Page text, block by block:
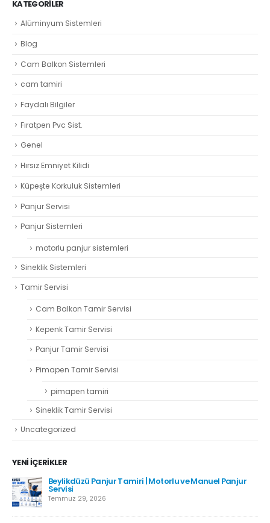
KATEGORILER
Alüminyum Sistemleri
Blog
Cam Balkon Sistemleri
cam tamiri
Faydalı Bilgiler
Fıratpen Pvc Sist.
Genel
Hırsız Emniyet Kilidi
Küpeşte Korkuluk Sistemleri
Panjur Servisi
Panjur Sistemleri
motorlu panjur sistemleri
Sineklik Sistemleri
Tamir Servisi
Cam Balkon Tamir Servisi
Kepenk Tamir Servisi
Panjur Tamir Servisi
Pimapen Tamir Servisi
pimapen tamiri
Sineklik Tamir Servisi
Uncategorized
YENI İÇERIKLER
Beylikdüzü Panjur Tamiri | Motorlu ve Manuel Panjur
Servisi
Temmuz 29, 2026